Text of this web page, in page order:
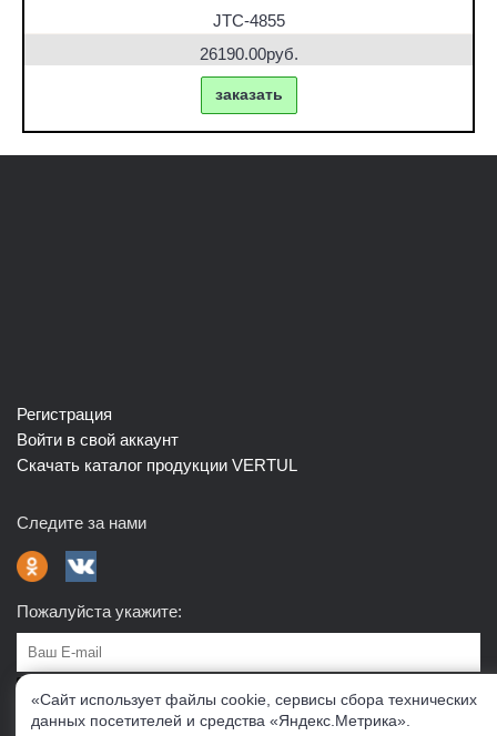
JTC-4855
26190.00руб.
заказать
Регистрация
Войти в свой аккаунт
Скачать каталог продукции VERTUL
Следите за нами
Пожалуйста укажите:
Подписаться
«Сайт использует файлы cookie, сервисы сбора технических
данных посетителей и средства «Яндекс.Метрика».